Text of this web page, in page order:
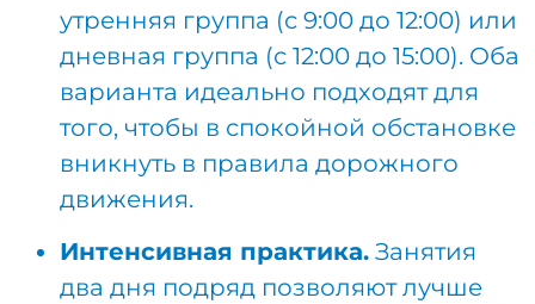
утренняя группа (с 9:00 до 12:00) или
дневная группа (с 12:00 до 15:00). Оба
варианта идеально подходят для
того, чтобы в спокойной обстановке
вникнуть в правила дорожного
движения.
Интенсивная практика. Занятия
два дня подряд позволяют лучше